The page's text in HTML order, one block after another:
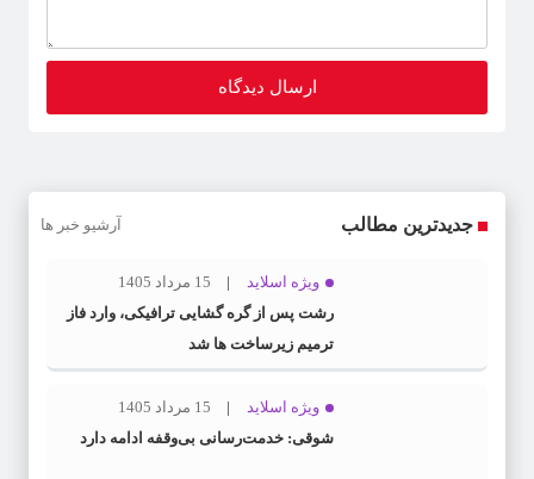
جدیدترین مطالب آرشیو خبر ها
ویژه اسلاید
15 مرداد 1405
رشت پس از گره گشایی ترافیکی، وارد فاز
ترمیم زیرساخت ها شد
ویژه اسلاید
15 مرداد 1405
شوقی: خدمت‌رسانی بی‌وقفه ادامه دارد